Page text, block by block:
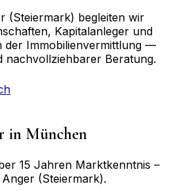
(Steiermark) begleiten wir
Kapitalanleger und
der Immobilienvermittlung —
nachvollziehbarer Beratung.
in München
15 Jahren Marktkenntnis –
Anger (Steiermark).